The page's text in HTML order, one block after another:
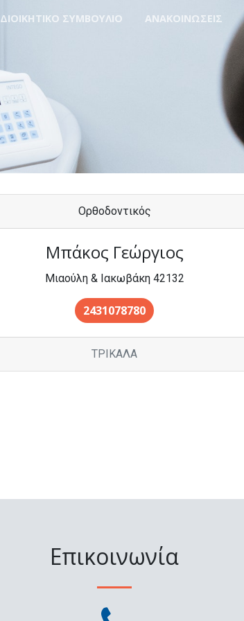
ΔΙΟΙΚΗΤΙΚΟ ΣΥΜΒΟΥΛΙΟ ΑΝΑΚΟΙΝΩΣΕΙΣ
Ορθοδοντικός
Μπάκος Γεώργιος
Μιαούλη & Ιακωβάκη 42132
2431078780
ΤΡΙΚΑΛΑ
Επικοινωνία